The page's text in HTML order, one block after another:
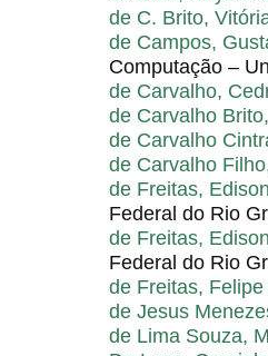
de C. Brito,
de Campos,
Computação –
de Carvalho,
de Carvalho
de Carvalho
de Carvalho
de Freitas,
Federal do Rio
de Freitas,
Federal do Rio
de Freitas,
de Jesus
de Lima Souza,